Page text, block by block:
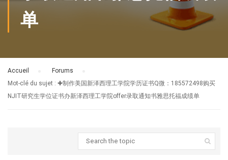
单
Accueil Forums
Mot-clé du sujet : ✚制作美国新泽西理工学院学历证书Q微：185572498购买
NJIT研究生学位证书办新泽西理工学院offer录取通知书雅思托福成绩单